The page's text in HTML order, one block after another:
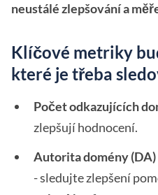
neustálé zlepšování a
Klíčové metriky
které je třeba
Počet odkazujících
zlepšují hodnocení.
Autorita domény (DA)
- sledujte zlepšení